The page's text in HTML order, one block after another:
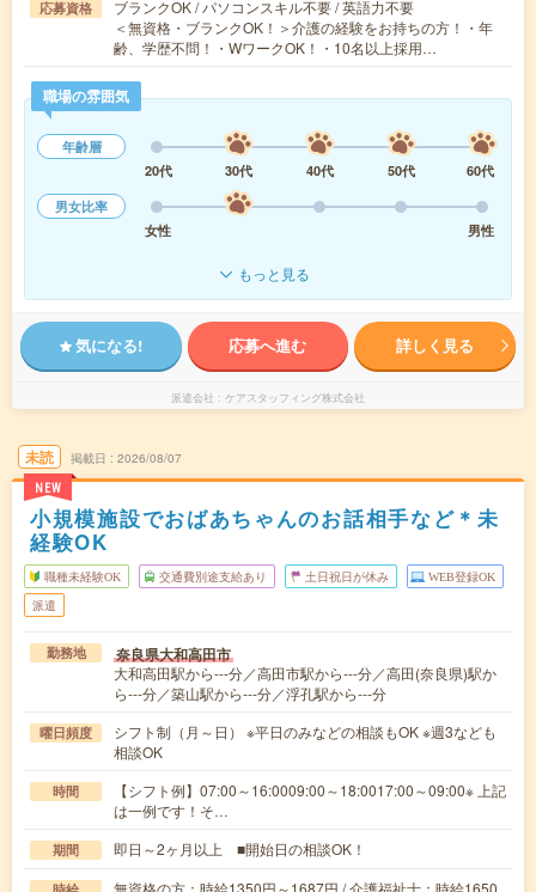
応募資格
ブランクOK / パソコンスキル不要 / 英語力不要
＜無資格・ブランクOK！＞介護の経験をお持ちの方！・年
齢、学歴不問！・WワークOK！・10名以上採用…
職場の雰囲気
年齢層
20代
30代 40代 50代
60代
男女比率
女性
男性
もっと見る
気になる! 応募へ進む 詳しく見る
派遣会社 ケアスタッフィング株式会社
未読
NEW
掲載日 2026/08/07
小規模施設でおばあちゃんのお話相手など＊未
経験OK
職種未経験OK 交通費別途支給あり 土日祝日が休み WEB登録OK
派遣
勤務地 奈良県大和高田市
大和高田駅から---分／高田市駅から---分／高田(奈良県)駅か
ら---分／築山駅から---分／浮孔駅から---分
曜日頻度
シフト制（月～日） ※平日のみなどの相談もOK ※週3なども
相談OK
時間
【シフト例】07:00～16:0009:00～18:0017:00～09:00※ 上記
は一例です！そ…
期間 即日～2ヶ月以上 ■開始日の相談OK！
無資格の方：時給1350円～1687円 / 介護福祉士：時給1650